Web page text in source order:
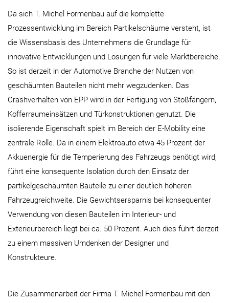
Da sich T. Michel Formenbau auf die komplette
Prozessentwicklung im Bereich Partikelschäume versteht, ist
die Wissensbasis des Unternehmens die Grundlage für
innovative Entwicklungen und Lösungen für viele Marktbereiche.
So ist derzeit in der Automotive Branche der Nutzen von
geschäumten Bauteilen nicht mehr wegzudenken. Das
Crashverhalten von EPP wird in der Fertigung von Stoßfängern,
Kofferraumeinsätzen und Türkonstruktionen genutzt. Die
isolierende Eigenschaft spielt im Bereich der E-Mobility eine
zentrale Rolle. Da in einem Elektroauto etwa 45 Prozent der
Akkuenergie für die Temperierung des Fahrzeugs benötigt wird,
führt eine konsequente Isolation durch den Einsatz der
partikelgeschäumten Bauteile zu einer deutlich höheren
Fahrzeugreichweite. Die Gewichtsersparnis bei konsequenter
Verwendung von diesen Bauteilen im Interieur- und
Exterieurbereich liegt bei ca. 50 Prozent. Auch dies führt derzeit
zu einem massiven Umdenken der Designer und
Konstrukteure.
Die Zusammenarbeit der Firma T. Michel Formenbau mit den